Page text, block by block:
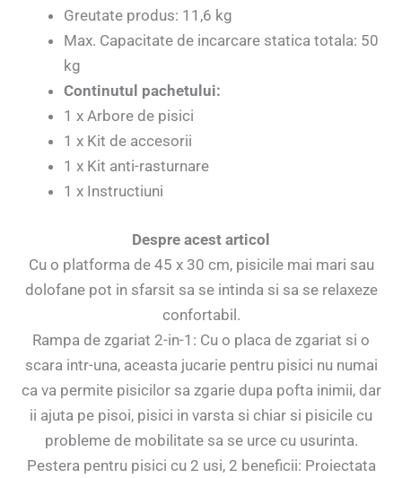
Greutate produs: 11,6 kg
Max. Capacitate de incarcare statica totala: 50
kg
Continutul pachetului:
1 x Arbore de pisici
1 x Kit de accesorii
1 x Kit anti-rasturnare
1 x Instructiuni
Despre acest articol
Cu o platforma de 45 x 30 cm, pisicile mai mari sau
dolofane pot in sfarsit sa se intinda si sa se relaxeze
confortabil.
Rampa de zgariat 2-in-1: Cu o placa de zgariat si o
scara intr-una, aceasta jucarie pentru pisici nu numai
ca va permite pisicilor sa zgarie dupa pofta inimii, dar
ii ajuta pe pisoi, pisici in varsta si chiar si pisicile cu
probleme de mobilitate sa se urce cu usurinta.
Pestera pentru pisici cu 2 usi, 2 beneficii: Proiectata